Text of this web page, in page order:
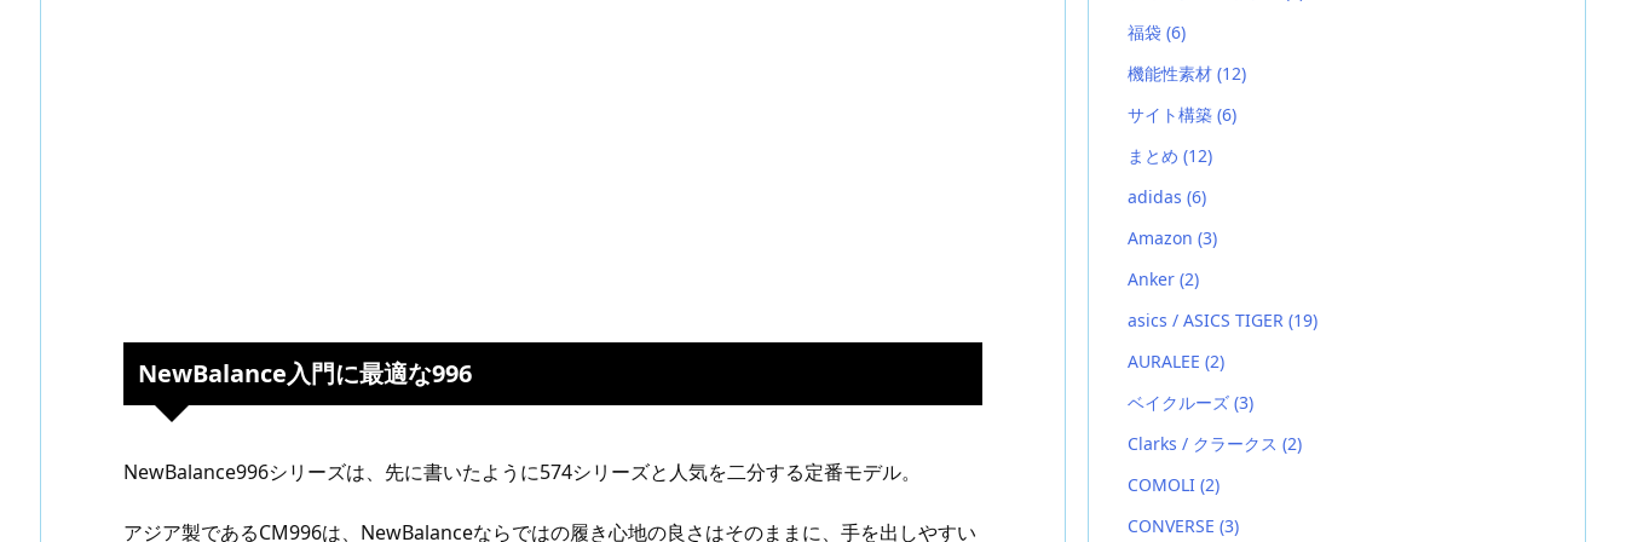
NewBalance入門に最適な996
NewBalance996シリーズは、先に書いたように574シリーズと人気を二分する定番モデル。
アジア製であるCM996は、NewBalanceならではの履き心地の良さはそのままに、手を出しやすい
福袋 (6)
機能性素材 (12)
サイト構築 (6)
まとめ (12)
adidas (6)
Amazon (3)
Anker (2)
asics / ASICS TIGER (19)
AURALEE (2)
ベイクルーズ (3)
Clarks / クラークス (2)
COMOLI (2)
CONVERSE (3)